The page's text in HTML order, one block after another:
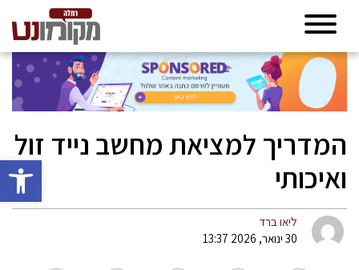
פתח
המדריך למציאת מחשב נייד זול
ואיכותי
ליאו ברד
30 ינואר, 2026 13:37